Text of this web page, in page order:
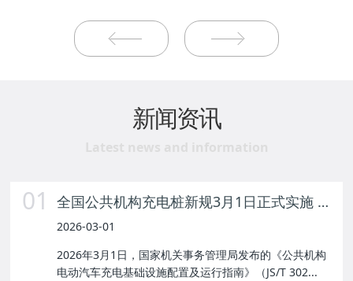
新闻资讯
01 全国公共机构充电桩新规3月1日正式实施 惠及千万新能源车主
2026-03-01
2026年3月1日，国家机关事务管理局发布的《公共机构
电动汽车充电基础设施配置及运行指南》（JS/T 302...